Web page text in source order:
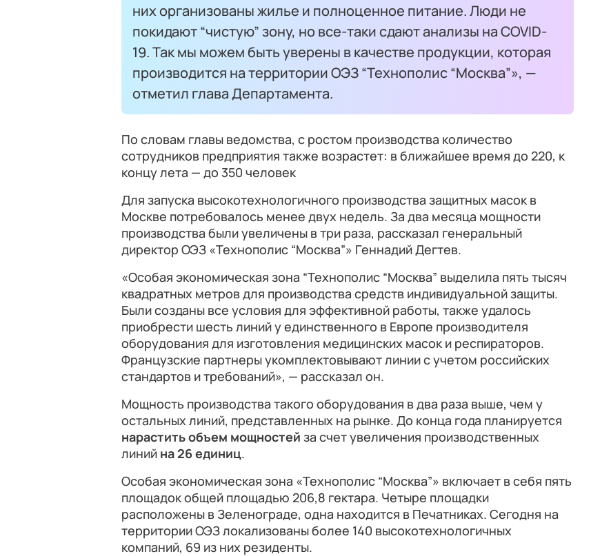
них организованы жилье и полноценное питание. Люди не
покидают “чистую” зону, но все-таки сдают анализы на COVID-
19. Так мы можем быть уверены в качестве продукции, которая
производится на территории ОЭЗ “Технополис “Москва”», —
отметил глава Департамента.
По словам главы ведомства, с ростом производства количество
сотрудников предприятия также возрастет: в ближайшее время до 220, к
концу лета — до 350 человек
Для запуска высокотехнологичного производства защитных масок в
Москве потребовалось менее двух недель. За два месяца мощности
производства были увеличены в три раза, рассказал генеральный
директор ОЭЗ «Технополис “Москва”» Геннадий Дегтев.
«Особая экономическая зона “Технополис “Москва” выделила пять тысяч
квадратных метров для производства средств индивидуальной защиты.
Были созданы все условия для эффективной работы, также удалось
приобрести шесть линий у единственного в Европе производителя
оборудования для изготовления медицинских масок и респираторов.
Французские партнеры укомплектовывают линии с учетом российских
стандартов и требований», — рассказал он.
Мощность производства такого оборудования в два раза выше, чем у
остальных линий, представленных на рынке. До конца года планируется
нарастить объем мощностей за счет увеличения производственных
линий на 26 единиц.
Особая экономическая зона «Технополис “Москва”» включает в себя пять
площадок общей площадью 206,8 гектара. Четыре площадки
расположены в Зеленограде, одна находится в Печатниках. Сегодня на
территории ОЭЗ локализованы более 140 высокотехнологичных
компаний, 69 из них резиденты.